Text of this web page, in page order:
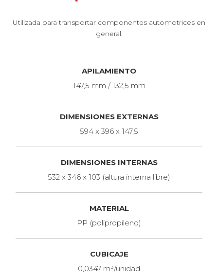
Utilizada para transportar componentes automotrices en
general.
APILAMIENTO
147,5 mm / 132,5 mm
DIMENSIONES EXTERNAS
594 x 396 x 147,5
DIMENSIONES INTERNAS
532 x 346 x 103 (altura interna libre)
MATERIAL
PP (polipropileno)
CUBICAJE
0,0347 m³/unidad